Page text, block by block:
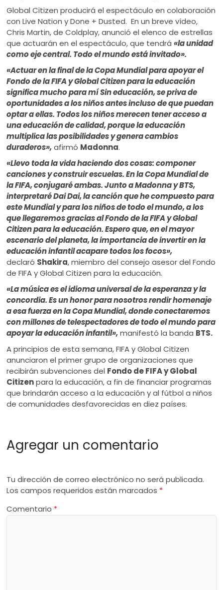
Global Citizen producirá el espectáculo en colaboración
con Live Nation y Done + Dusted. En un breve vídeo,
Chris Martin, de Coldplay, anunció el elenco de estrellas
que actuarán en el espectáculo, que tendrá«la unidad
como eje central. Todo el mundo está invitado».
«Actuar en la final de la Copa Mundial para apoyar el
Fondo de la FIFA y Global Citizen para la educación
significa mucho para mí Sin educación, se priva de
oportunidades a los niños antes incluso de que puedan
optar a ellas. Todos los niños merecen tener acceso a
una educación de calidad, porque la educación
multiplica las posibilidades y genera cambios
duraderos», afirmó Madonna.
«Llevo toda la vida haciendo dos cosas: componer
canciones y construir escuelas. En la Copa Mundial de
la FIFA, conjugaré ambas. Junto a Madonna y BTS,
interpretaré Dai Dai, la canción que he compuesto para
este Mundial y para los niños de todo el mundo, a los
que llegaremos gracias al Fondo de la FIFA y Global
Citizen para la educación. Espero que, en el mayor
escenario del planeta, la importancia de invertir en la
educación infantil acapare todos los focos»,
declaró Shakira, miembro del consejo asesor del Fondo
de FIFA y Global Citizen para la educación.
«La música es el idioma universal de la esperanza y la
concordia. Es un honor para nosotros rendir homenaje
a esa fuerza en la Copa Mundial, donde conectaremos
con millones de telespectadores de todo el mundo para
apoyar la educación infantil»,manifestó la banda BTS.
A principios de esta semana, FIFA y Global Citizen
anunciaron el primer grupo de organizaciones que
recibirán subvenciones del Fondo de FIFA y Global
Citizenpara la educación, a fin de financiar programas
que brindarán acceso a la educación y al fútbol a niños
de comunidades desfavorecidas en diez países.
Agregar un comentario
Tu dirección de correo electrónico no será publicada.
Los campos requeridos están marcados *
Comentario *